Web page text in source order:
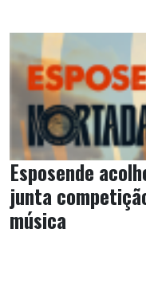
Esposende
junta
música